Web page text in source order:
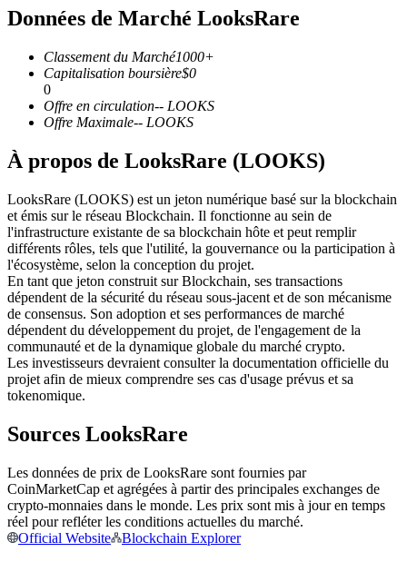
Produits dérivés sur actions, forex, métaux précieux et matières
premières
Futures USDC
Futures utilisant l'USDC comme garantie
Copie de Trading
Rejoignez les meilleurs traders
Données de Marché LooksRare
Classement du Marché1000+
Capitalisation boursière$0
0
Offre en circulation-- LOOKS
Offre Maximale-- LOOKS
À propos de LooksRare (LOOKS)
LooksRare (LOOKS) est un jeton numérique basé sur la blockchain
et émis sur le réseau Blockchain. Il fonctionne au sein de
l'infrastructure existante de sa blockchain hôte et peut remplir
différents rôles, tels que l'utilité, la gouvernance ou la participation à
l'écosystème, selon la conception du projet.
En tant que jeton construit sur Blockchain, ses transactions
dépendent de la sécurité du réseau sous-jacent et de son mécanisme
de consensus. Son adoption et ses performances de marché
dépendent du développement du projet, de l'engagement de la
communauté et de la dynamique globale du marché crypto.
Les investisseurs devraient consulter la documentation officielle du
projet afin de mieux comprendre ses cas d'usage prévus et sa
tokenomique.
Sources LooksRare
Les données de prix de LooksRare sont fournies par
CoinMarketCap et agrégées à partir des principales exchanges de
crypto-monnaies dans le monde. Les prix sont mis à jour en temps
réel pour refléter les conditions actuelles du marché.
Official Website
Blockchain Explorer